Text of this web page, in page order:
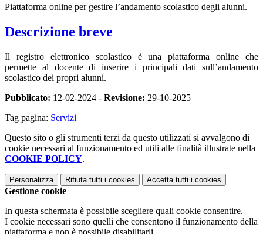
Piattaforma online per gestire l’andamento scolastico degli alunni.
Descrizione breve
Il registro elettronico scolastico è una piattaforma online che
permette al docente di inserire i principali dati sull’andamento
scolastico dei propri alunni.
Pubblicato: 12-02-2024 - Revisione: 29-10-2025
Tag pagina: Servizi
Questo sito o gli strumenti terzi da questo utilizzati si avvalgono di
cookie necessari al funzionamento ed utili alle finalità illustrate nella
COOKIE POLICY.
Personalizza Rifiuta tutti i cookies Accetta tutti i cookies
Gestione cookie
In questa schermata è possibile scegliere quali cookie consentire.
I cookie necessari sono quelli che consentono il funzionamento della
piattaforma e non è possibile disabilitarli.